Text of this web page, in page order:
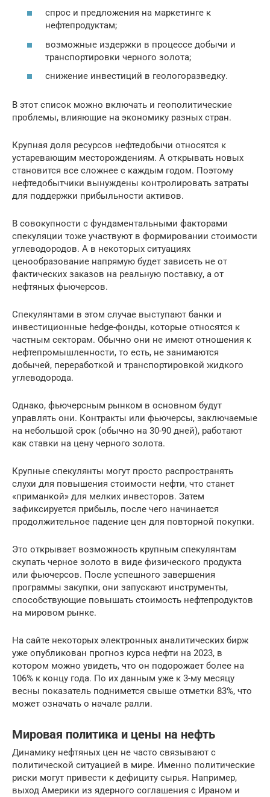
спрос и предложения на маркетинге к
нефтепродуктам;
возможные издержки в процессе добычи и
транспортировки черного золота;
снижение инвестиций в геологоразведку.
В этот список можно включать и геополитические
проблемы, влияющие на экономику разных стран.
Крупная доля ресурсов нефтедобычи относятся к
устаревающим месторождениям. А открывать новых
становится все сложнее с каждым годом. Поэтому
нефтедобытчики вынуждены контролировать затраты
для поддержки прибыльности активов.
В совокупности с фундаментальными факторами
спекуляции тоже участвуют в формировании стоимости
углеводородов. А в некоторых ситуациях
ценообразование напрямую будет зависеть не от
фактических заказов на реальную поставку, а от
нефтяных фьючерсов.
Спекулянтами в этом случае выступают банки и
инвестиционные hedge-фонды, которые относятся к
частным секторам. Обычно они не имеют отношения к
нефтепромышленности, то есть, не занимаются
добычей, переработкой и транспортировкой жидкого
углеводорода.
Однако, фьючерсным рынком в основном будут
управлять они. Контракты или фьючерсы, заключаемые
на небольшой срок (обычно на 30-90 дней), работают
как ставки на цену черного золота.
Крупные спекулянты могут просто распространять
слухи для повышения стоимости нефти, что станет
«приманкой» для мелких инвесторов. Затем
зафиксируется прибыль, после чего начинается
продолжительное падение цен для повторной покупки.
Это открывает возможность крупным спекулянтам
скупать черное золото в виде физического продукта
или фьючерсов. После успешного завершения
программы закупки, они запускают инструменты,
способствующие повышать стоимость нефтепродуктов
на мировом рынке.
На сайте некоторых электронных аналитических бирж
уже опубликован прогноз курса нефти на 2023, в
котором можно увидеть, что он подорожает более на
106% к концу года. По их данным уже к 3-му месяцу
весны показатель поднимется свыше отметки 83%, что
может означать о начале ралли.
Мировая политика и цены на нефть
Динамику нефтяных цен не часто связывают с
политической ситуацией в мире. Именно политические
риски могут привести к дефициту сырья. Например,
выход Америки из ядерного соглашения с Ираном и